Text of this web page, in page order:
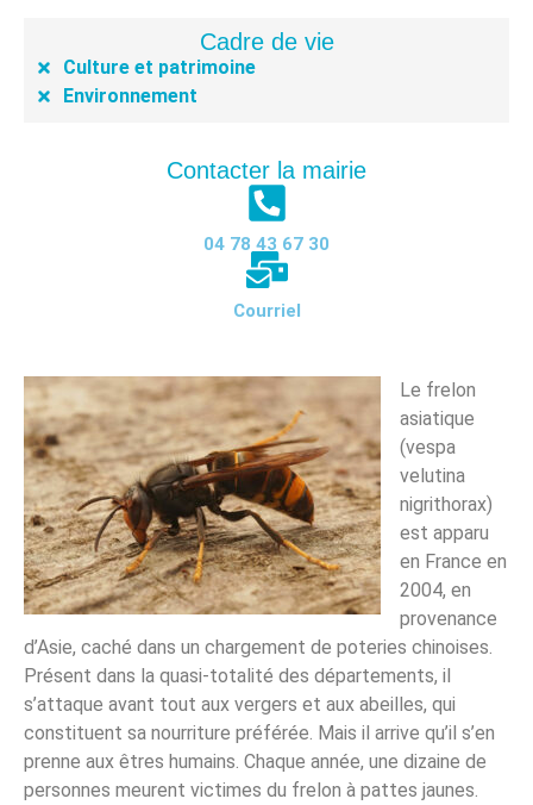
Cadre de vie
Culture et patrimoine
Environnement
Contacter la mairie
04 78 43 67 30
Courriel
Le frelon
asiatique
(vespa
velutina
nigrithorax)
est apparu
en France en
2004, en
provenance
d’Asie, caché dans un chargement de poteries chinoises.
Présent dans la quasi-totalité des départements, il
s’attaque avant tout aux vergers et aux abeilles, qui
constituent sa nourriture préférée. Mais il arrive qu’il s’en
prenne aux êtres humains. Chaque année, une dizaine de
personnes meurent victimes du frelon à pattes jaunes.